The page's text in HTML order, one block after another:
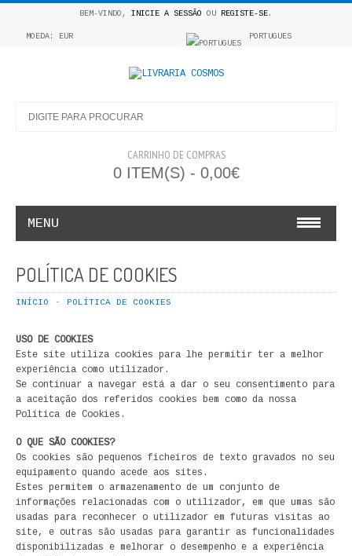
BEM-VINDO, INICIE A SESSÃO OU REGISTE-SE.
MOEDA: EUR PORTUGUES
CARRINHO DE COMPRAS
0 ITEM(S) - 0,00€
MENU
COSMOS INFANTIL
LIVROS DE PINTAR
INFANTO - JUVENIL
ANTROPOLOGIA E SOCIOLOGIA
COLEÇÃO RAÍZES
ARQUITECTURA
ARTE
POLÍTICA DE COOKIES
INÍCIO POLÍTICA DE COOKIES
USO DE COOKIES
Este site utiliza cookies para lhe permitir ter a melhor
experiência como utilizador.
Se continuar a navegar está a dar o seu consentimento para
a aceitação dos referidos cookies bem como da nossa
Política de Cookies.
O QUE SÃO COOKIES?
Os cookies são pequenos ficheiros de texto gravados no seu
equipamento quando acede aos sites.
Estes permitem o armazenamento de um conjunto de
informações relacionadas com o utilizador, em que umas são
usadas para reconhecer o utilizador em futuras visitas ao
site, e outras são usadas para garantir as funcionalidades
disponibilizadas e melhorar o desempenho e a experiência